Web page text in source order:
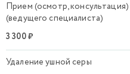
Прием (осмотр,
(ведущего специалиста)
3 300 ₽
Удаление ушной серы